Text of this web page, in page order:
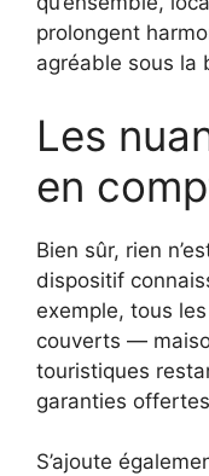
prolongent
agréable sous la
Les
en
Bien sûr, rien
dispositif
exemple, tous
couverts —
touristiques
garanties
S’ajoute